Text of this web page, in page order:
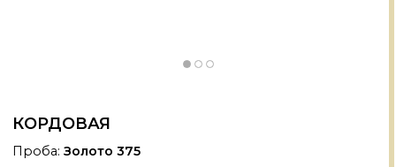
КОРДОВАЯ
Проба: Золото 375